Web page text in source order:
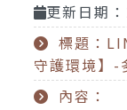
更新日期
標題：
守護環境】-
內容：